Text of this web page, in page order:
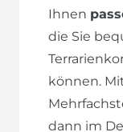
Ihnen
die Sie
können.
dann im